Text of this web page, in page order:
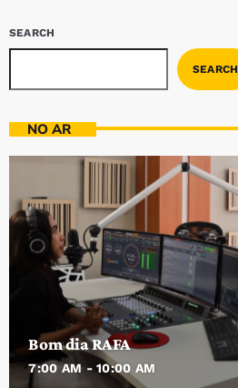
SEARCH
SEARCH
NO AR
Bom dia RAFA
7:00 AM - 10:00 AM